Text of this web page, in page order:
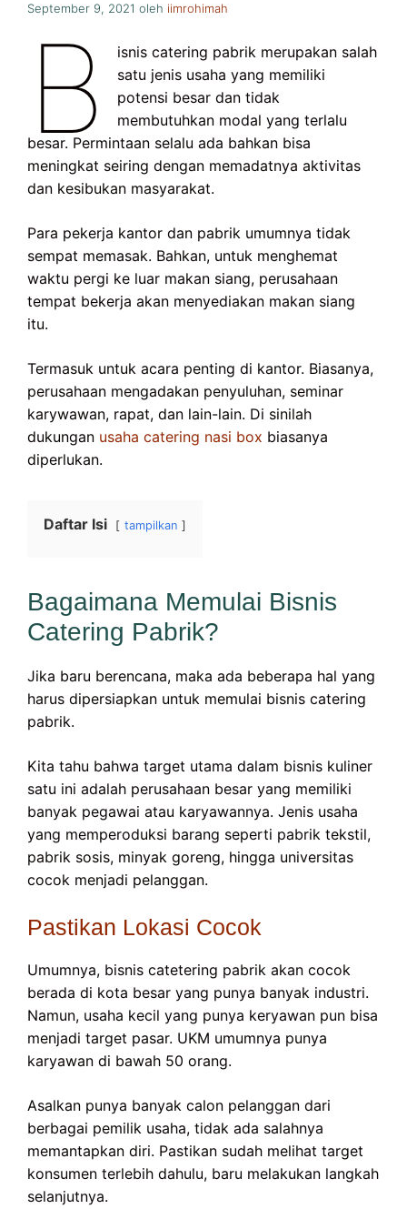
September 9, 2021 oleh iimrohimah
B
isnis catering pabrik merupakan salah
satu jenis usaha yang memiliki
potensi besar dan tidak
membutuhkan modal yang terlalu
besar. Permintaan selalu ada bahkan bisa
meningkat seiring dengan memadatnya aktivitas
dan kesibukan masyarakat.
Para pekerja kantor dan pabrik umumnya tidak
sempat memasak. Bahkan, untuk menghemat
waktu pergi ke luar makan siang, perusahaan
tempat bekerja akan menyediakan makan siang
itu.
Termasuk untuk acara penting di kantor. Biasanya,
perusahaan mengadakan penyuluhan, seminar
karywawan, rapat, dan lain-lain. Di sinilah
dukungan usaha catering nasi box biasanya
diperlukan.
Daftar Isi tampilkan
Bagaimana Memulai Bisnis
Catering Pabrik?
Jika baru berencana, maka ada beberapa hal yang
harus dipersiapkan untuk memulai bisnis catering
pabrik.
Kita tahu bahwa target utama dalam bisnis kuliner
satu ini adalah perusahaan besar yang memiliki
banyak pegawai atau karyawannya. Jenis usaha
yang memperoduksi barang seperti pabrik tekstil,
pabrik sosis, minyak goreng, hingga universitas
cocok menjadi pelanggan.
Pastikan Lokasi Cocok
Umumnya, bisnis catetering pabrik akan cocok
berada di kota besar yang punya banyak industri.
Namun, usaha kecil yang punya keryawan pun bisa
menjadi target pasar. UKM umumnya punya
karyawan di bawah 50 orang.
Asalkan punya banyak calon pelanggan dari
berbagai pemilik usaha, tidak ada salahnya
memantapkan diri. Pastikan sudah melihat target
konsumen terlebih dahulu, baru melakukan langkah
selanjutnya.